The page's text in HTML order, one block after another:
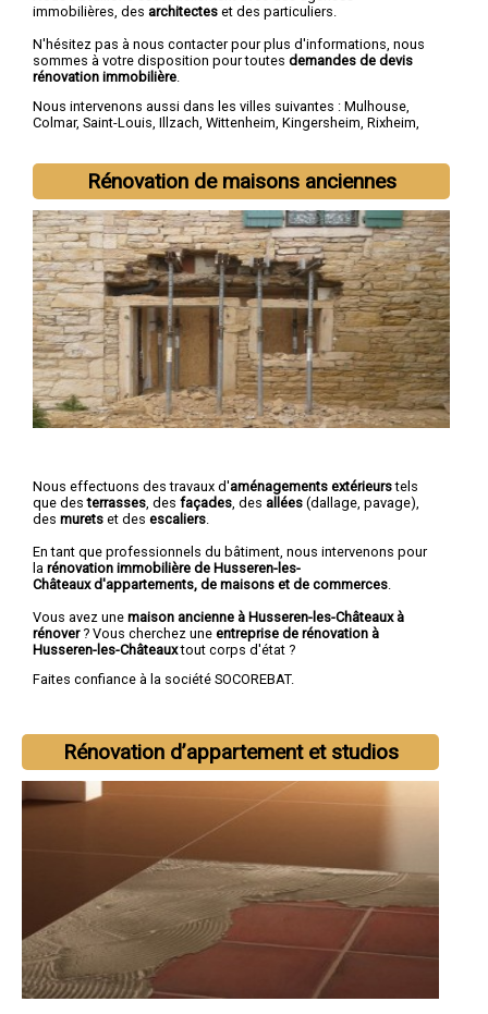
immobilières, des architectes et des particuliers.
N'hésitez pas à nous contacter pour plus d'informations, nous
sommes à votre disposition pour toutes demandes de devis
rénovation immobilière
Nous intervenons aussi dans les villes suivantes : Mulhouse,
Colmar, Saint-Louis, Illzach, Wittenheim, Kingersheim, Rixheim,
Rénovation de maisons anciennes
Nous effectuons des travaux d'aménagements extérieurstels
que desterrasses , des façades , des allées (dallage, pavage),
des murets et des escaliers
En tant que professionnels du bâtiment, nous intervenons pour
la rénovation immobilière de Husseren-les-
Châteaux d'appartements, de maisons et de commerces
Vous avez une maison ancienne à Husseren-les-Châteaux à
rénover? Vous cherchez une entreprise de rénovation à
Husseren-les-Châteauxtout corps d'état ?
Faites confiance à la société SOCOREBAT.
Rénovation d’appartement et studios